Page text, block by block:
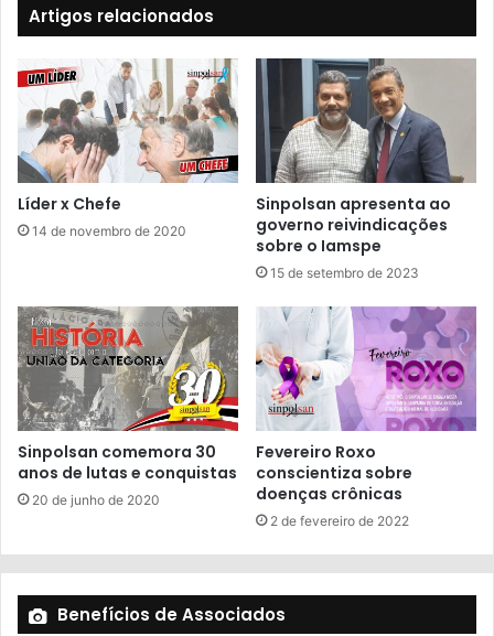
Artigos relacionados
Líder x Chefe
14 de novembro de 2020
Sinpolsan apresenta ao
governo reivindicações
sobre o Iamspe
15 de setembro de 2023
Sinpolsan comemora 30
anos de lutas e conquistas
20 de junho de 2020
Fevereiro Roxo
conscientiza sobre
doenças crônicas
2 de fevereiro de 2022
Benefícios de Associados